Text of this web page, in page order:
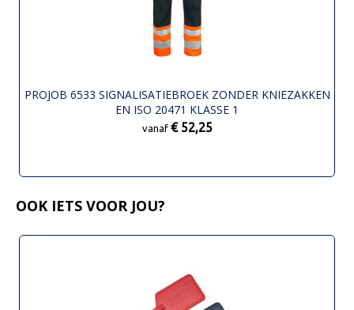
PROJOB 6533 SIGNALISATIEBROEK ZONDER KNIEZAKKEN
EN ISO 20471 KLASSE 1
vanaf € 52,25
OOK IETS VOOR JOU?